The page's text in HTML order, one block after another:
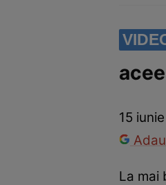
Românii au
15
La mai